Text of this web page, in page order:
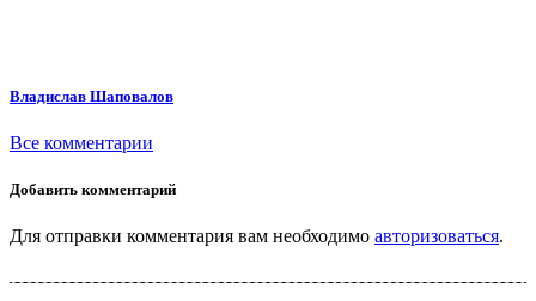
Владислав Шаповалов
Все комментарии
Добавить комментарий
Для отправки комментария вам необходимо авторизоваться.